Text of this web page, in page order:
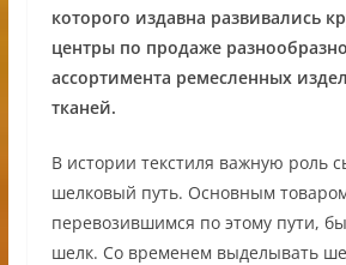
которого издавна развивались
центры по продаже
ассортимента ремесленных
тканей.
В истории текстиля важную роль
шелковый путь. Основным
перевозившимся по этому пути,
шелк. Со временем выделывать